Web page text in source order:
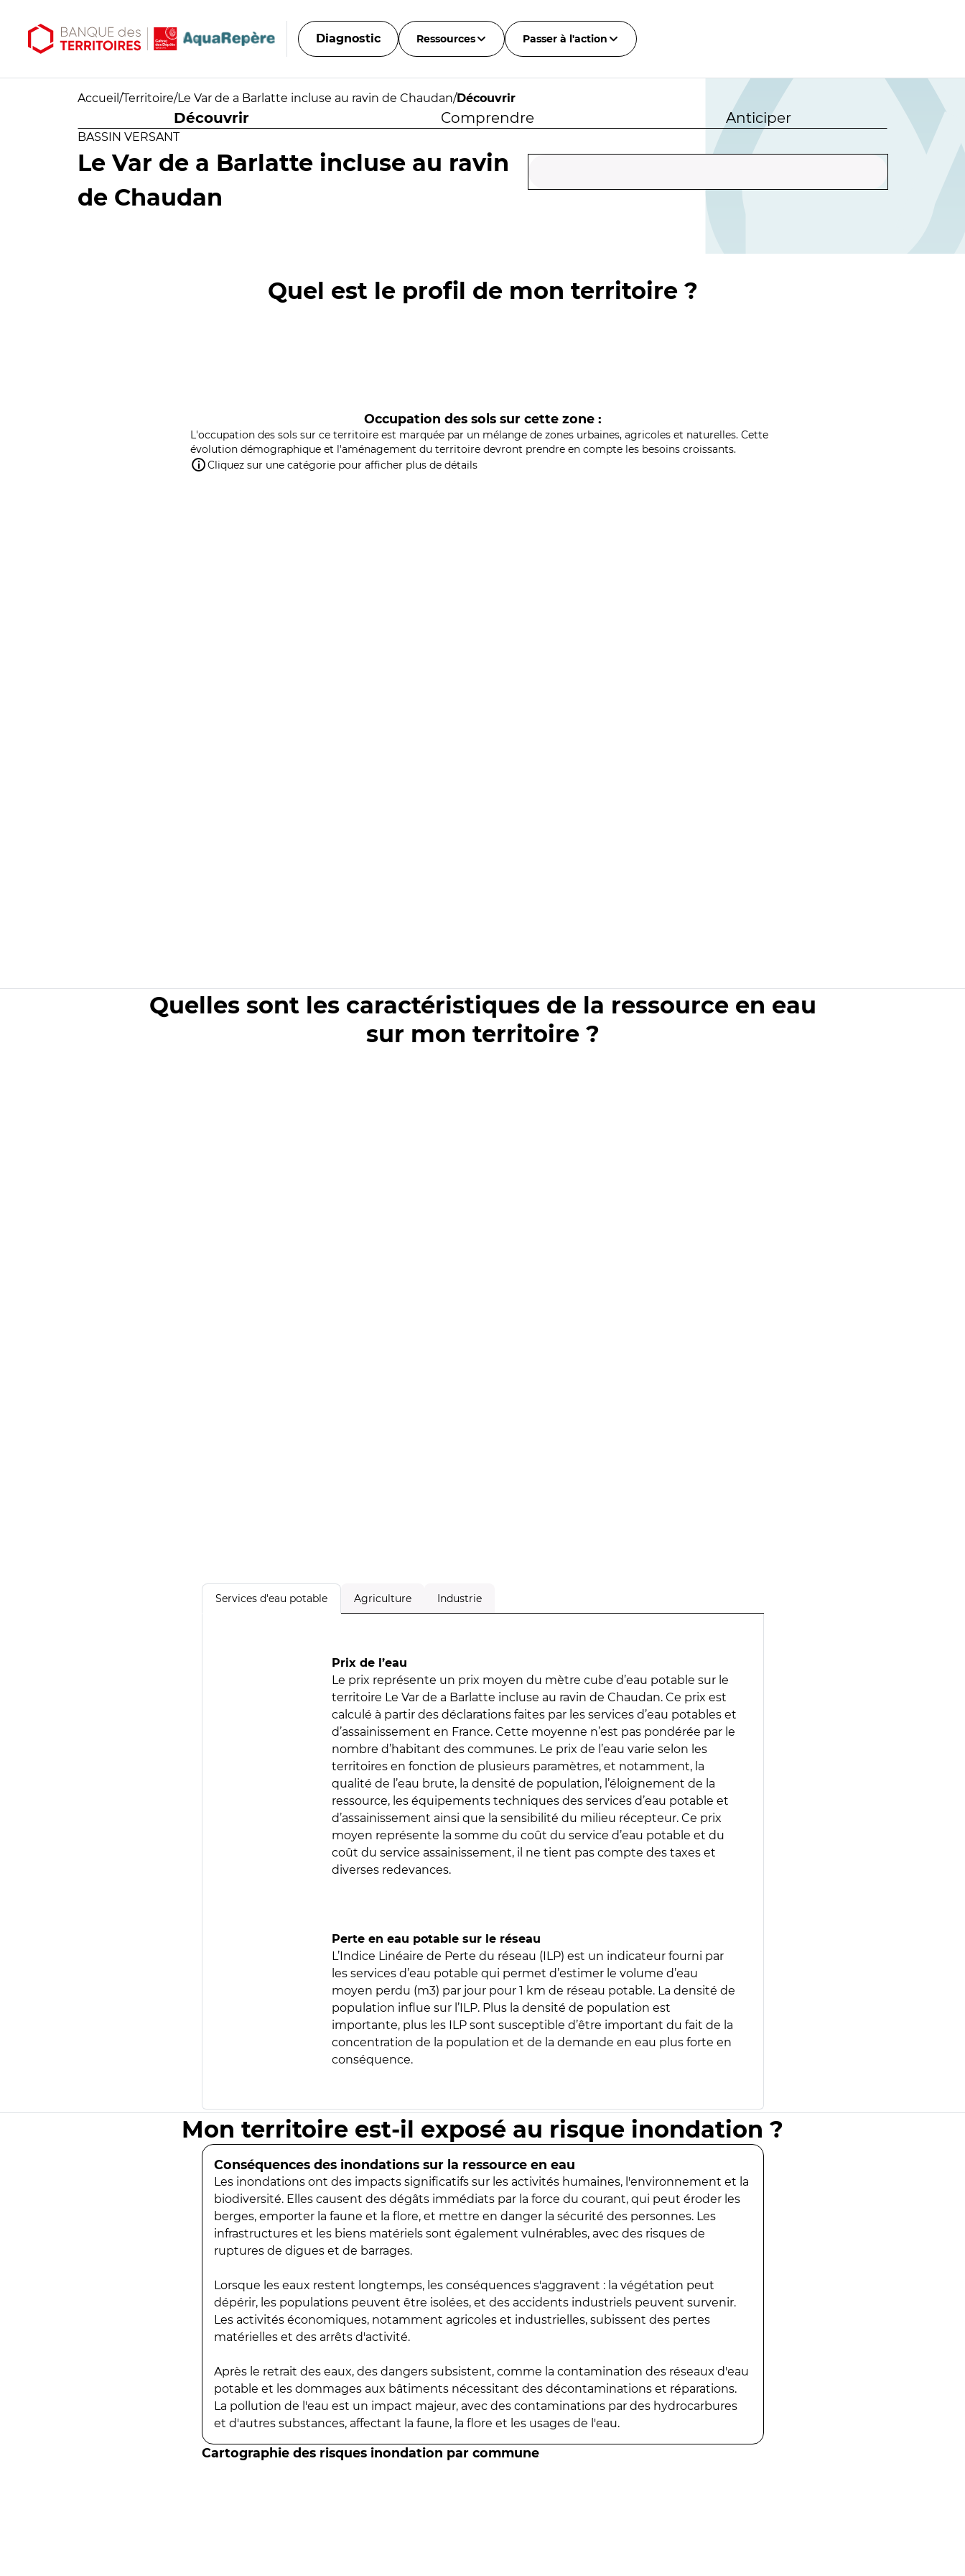
Diagnostic Ressources Passer à l'action
Accueil /Territoire/Le Var de a Barlatte incluse au ravin de Chaudan/Découvrir
Découvrir Comprendre Anticiper
BASSIN VERSANT
Le Var de a Barlatte incluse au ravin
de Chaudan
Quel est le profil de mon territoire ?
Occupation des sols sur cette zone :
L'occupation des sols sur ce territoire est marquée par un mélange de zones urbaines, agricoles et naturelles. Cette
évolution démographique et l'aménagement du territoire devront prendre en compte les besoins croissants.
Cliquez sur une catégorie pour afficher plus de détails
Quelles sont les caractéristiques de la ressource en eau
sur mon territoire ?
Services d'eau potable Agriculture Industrie
Prix de l’eau
Le prix représente un prix moyen du mètre cube d’eau potable sur le
territoire Le Var de a Barlatte incluse au ravin de Chaudan. Ce prix est
calculé à partir des déclarations faites par les services d’eau potables et
d’assainissement en France. Cette moyenne n’est pas pondérée par le
nombre d’habitant des communes. Le prix de l’eau varie selon les
territoires en fonction de plusieurs paramètres, et notamment, la
qualité de l’eau brute, la densité de population, l’éloignement de la
ressource, les équipements techniques des services d’eau potable et
d’assainissement ainsi que la sensibilité du milieu récepteur. Ce prix
moyen représente la somme du coût du service d’eau potable et du
coût du service assainissement, il ne tient pas compte des taxes et
diverses redevances.
Perte en eau potable sur le réseau
L’Indice Linéaire de Perte du réseau (ILP) est un indicateur fourni par
les services d’eau potable qui permet d’estimer le volume d’eau
moyen perdu (m3) par jour pour 1 km de réseau potable. La densité de
population influe sur l’ILP. Plus la densité de population est
importante, plus les ILP sont susceptible d’être important du fait de la
concentration de la population et de la demande en eau plus forte en
conséquence.
Mon territoire est-il exposé au risque inondation ?
Conséquences des inondations sur la ressource en eau
Les inondations ont des impacts significatifs sur les activités humaines, l'environnement et la
biodiversité. Elles causent des dégâts immédiats par la force du courant, qui peut éroder les
berges, emporter la faune et la flore, et mettre en danger la sécurité des personnes. Les
infrastructures et les biens matériels sont également vulnérables, avec des risques de
ruptures de digues et de barrages.
Lorsque les eaux restent longtemps, les conséquences s'aggravent : la végétation peut
dépérir, les populations peuvent être isolées, et des accidents industriels peuvent survenir.
Les activités économiques, notamment agricoles et industrielles, subissent des pertes
matérielles et des arrêts d'activité.
Après le retrait des eaux, des dangers subsistent, comme la contamination des réseaux d'eau
potable et les dommages aux bâtiments nécessitant des décontaminations et réparations.
La pollution de l'eau est un impact majeur, avec des contaminations par des hydrocarbures
et d'autres substances, affectant la faune, la flore et les usages de l'eau.
Cartographie des risques inondation par commune